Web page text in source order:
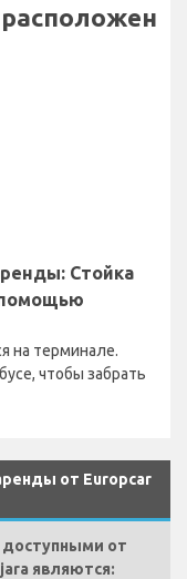
Стойка
на терминале.
чтобы забрать
от Europcar
от
являются: